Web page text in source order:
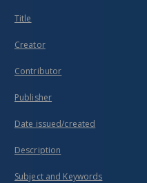
Title
Creator
Contributor
Publisher
Date issued/created
Description
Subject and Keywords